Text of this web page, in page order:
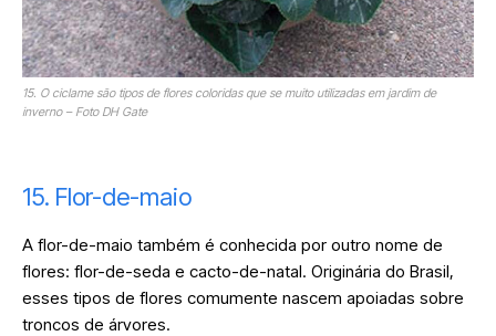
15. O ciclame são tipos de flores coloridas que se muito utilizadas em jardim de
inverno – Foto DH Gate
15. Flor-de-maio
A flor-de-maio também é conhecida por outro nome de
flores: flor-de-seda e cacto-de-natal. Originária do Brasil,
esses tipos de flores comumente nascem apoiadas sobre
troncos de árvores.